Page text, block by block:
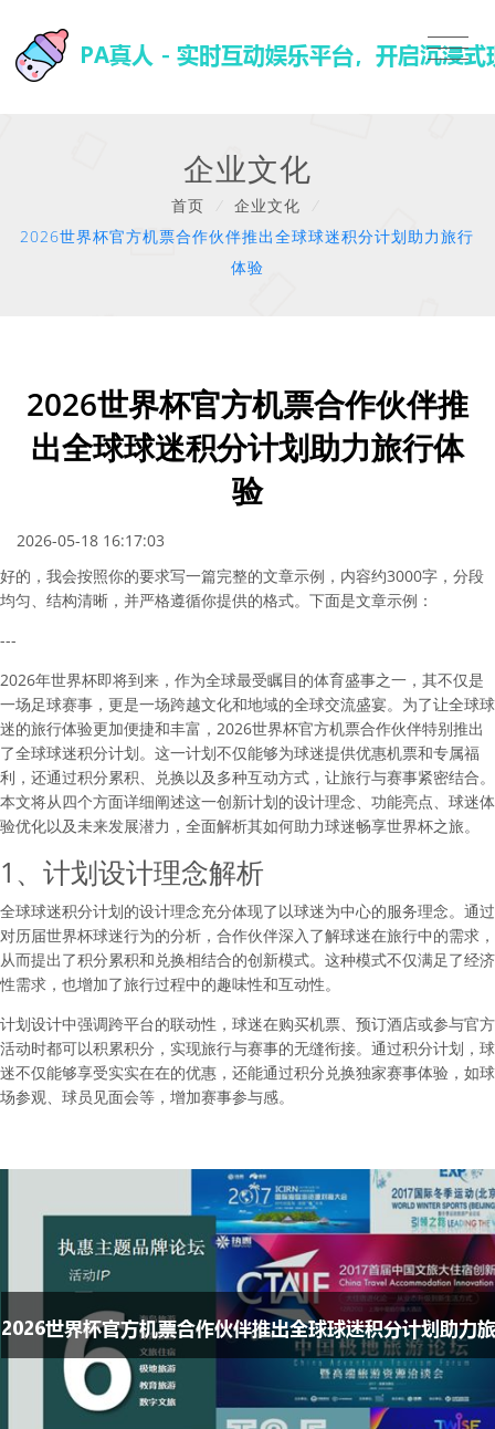
企业文化
首页 企业文化
2026世界杯官方机票合作伙伴推出全球球迷积分计划助力旅行
体验
2026世界杯官方机票合作伙伴推
出全球球迷积分计划助力旅行体
验
2026-05-18 16:17:03
好的，我会按照你的要求写一篇完整的文章示例，内容约3000字，分段
均匀、结构清晰，并严格遵循你提供的格式。下面是文章示例：
---
2026年世界杯即将到来，作为全球最受瞩目的体育盛事之一，其不仅是
一场足球赛事，更是一场跨越文化和地域的全球交流盛宴。为了让全球球
迷的旅行体验更加便捷和丰富，2026世界杯官方机票合作伙伴特别推出
了全球球迷积分计划。这一计划不仅能够为球迷提供优惠机票和专属福
利，还通过积分累积、兑换以及多种互动方式，让旅行与赛事紧密结合。
本文将从四个方面详细阐述这一创新计划的设计理念、功能亮点、球迷体
验优化以及未来发展潜力，全面解析其如何助力球迷畅享世界杯之旅。
1、计划设计理念解析
全球球迷积分计划的设计理念充分体现了以球迷为中心的服务理念。通过
对历届世界杯球迷行为的分析，合作伙伴深入了解球迷在旅行中的需求，
从而提出了积分累积和兑换相结合的创新模式。这种模式不仅满足了经济
性需求，也增加了旅行过程中的趣味性和互动性。
计划设计中强调跨平台的联动性，球迷在购买机票、预订酒店或参与官方
活动时都可以积累积分，实现旅行与赛事的无缝衔接。通过积分计划，球
迷不仅能够享受实实在在的优惠，还能通过积分兑换独家赛事体验，如球
场参观、球员见面会等，增加赛事参与感。